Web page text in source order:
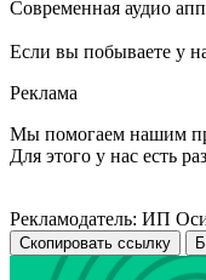
Современная аудио
Если вы побываете у
Реклама
Мы помогаем нашим
Для этого у нас есть
Рекламодатель: ИП
Скопировать ссылку